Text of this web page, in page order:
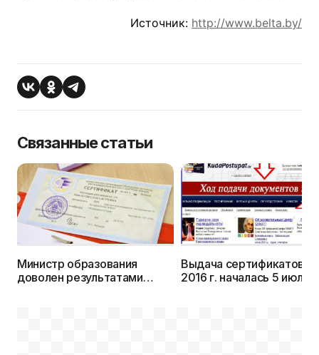
Источник: http://www.belta.by/
Связанные статьи
Министр образования
доволен результатами
Выдача сертификатов
2016 г. началась 5 июля,